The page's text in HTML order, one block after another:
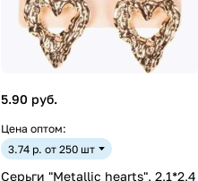
5.90 руб.
Цена оптом:
3.74 р. от 250 шт
Серьги "Metallic hearts", 2,1*2,4